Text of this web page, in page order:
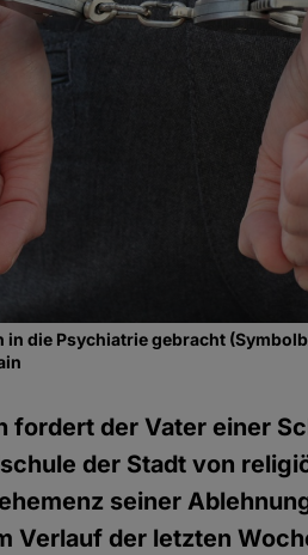
in die Psychiatrie gebracht
fordert der Vater einer
der Stadt von
seiner
Verlauf der letzten